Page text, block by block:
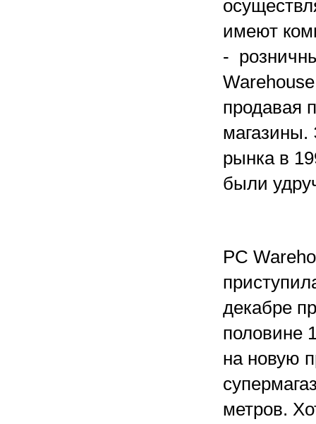
имеют
-
продавая
магазины.
рынка в
были
PC
декабре
половине
на новую
метров.